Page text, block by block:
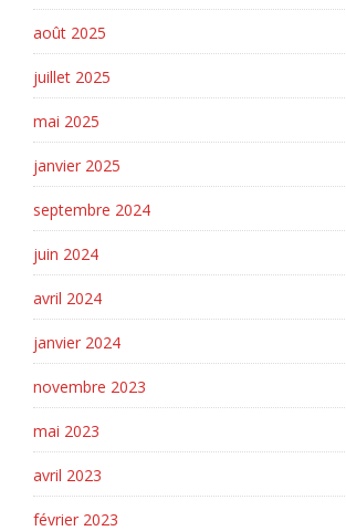
août 2025
juillet 2025
mai 2025
janvier 2025
septembre 2024
juin 2024
avril 2024
janvier 2024
novembre 2023
mai 2023
avril 2023
février 2023